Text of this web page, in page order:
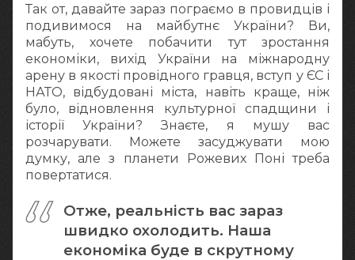
Так от, давайте зараз пограємо в провидців і
подивимося на майбутнє України? Ви,
мабуть, хочете побачити тут зростання
економіки, вихід України на міжнародну
арену в якості провідного гравця, вступ у ЄС і
НАТО, відбудовані міста, навіть краще, ніж
було, відновлення культурної спадщини і
історії України? Знаєте, я мушу вас
розчарувати. Можете засуджувати мою
думку, але з планети Рожевих Поні треба
повертатися.
Отже, реальність вас зараз
швидко охолодить. Наша
економіка буде в скрутному